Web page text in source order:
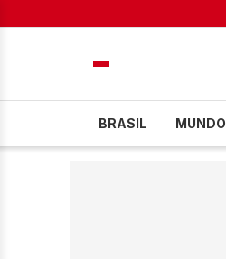
BRASIL MUNDO